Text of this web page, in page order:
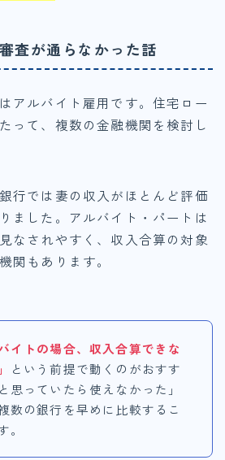
査が通らなかった話
アルバイト雇用です。住宅ロー
って、複数の金融機関を検討し
行では妻の収入がほとんど評価
ました。アルバイト・パートは
なされやすく、収入合算の対象
関もあります。
イトの場合、収入合算できな
という前提で動くのがおすす
思っていたら使えなかった」
数の銀行を早めに比較するこ
。